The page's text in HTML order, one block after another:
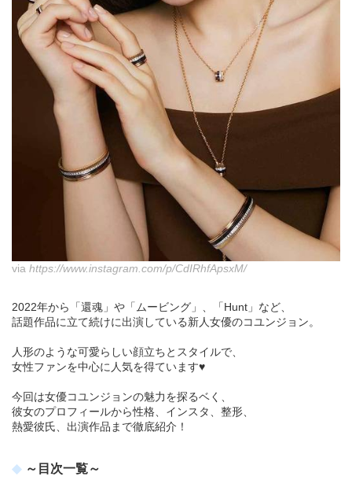
via https://www.instagram.com/p/CdIRhfApsxM/
2022年から「還魂」や「ムービング」、「Hunt」など、
話題作品に立て続けに出演している新人女優のコユンジョン。
人形のような可愛らしい顔立ちとスタイルで、
女性ファンを中心に人気を得ています♥
今回は女優コユンジョンの魅力を探るベく、
彼女のプロフィールから性格、インスタ、整形、
熱愛彼氏、出演作品まで徹底紹介！
～目次一覧～